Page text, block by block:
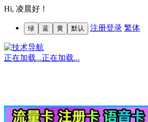
Hi, 凌晨好！
绿 蓝 黄 默认 注册登录 繁体
正在加载...正在加载...